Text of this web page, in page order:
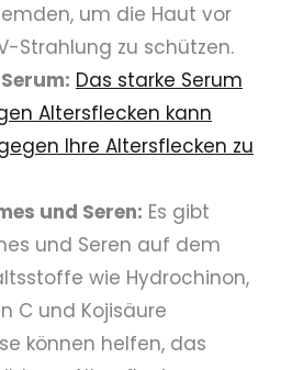
um die Haut vor
Strahlung zu schützen.
Das starke Serum
Altersflecken kann
Ihre Altersflecken zu
und Seren: Es gibt
und Seren auf dem
wie Hydrochinon,
C und Kojisäure
können helfen, das